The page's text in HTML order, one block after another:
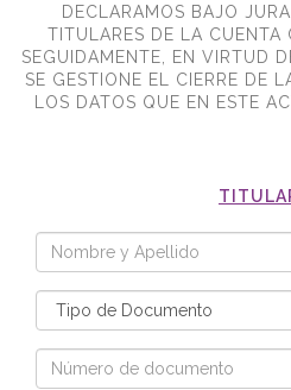
DECLARAMOS BAJO
TITULARES DE LA CUENTA
SEGUIDAMENTE, EN VIRTUD
SE GESTIONE EL CIERRE DE
LOS DATOS QUE EN ESTE